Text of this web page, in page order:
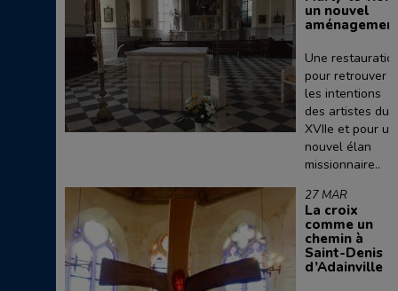
un nouvel
Une
pour retrouver
les intentions
des artistes du
XVIIe et pour un
nouvel élan
missionnaire..
27 MAR
La croix
comme un
chemin à
Saint-Denis
d’Adainville